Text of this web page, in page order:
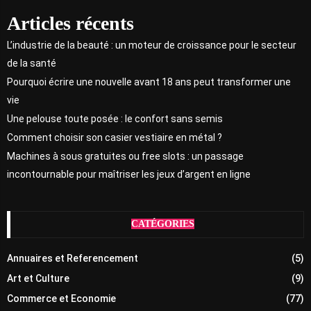
Articles récents
L’industrie de la beauté : un moteur de croissance pour le secteur
de la santé
Pourquoi écrire une nouvelle avant 18 ans peut transformer une
vie
Une pelouse toute posée : le confort sans semis
Comment choisir son casier vestiaire en métal ?
Machines à sous gratuites ou free slots : un passage
incontournable pour maîtriser les jeux d’argent en ligne
CATÉGORIES
Annuaires et Referencement
(5)
Art et Culture
(9)
Commerce et Economie
(77)